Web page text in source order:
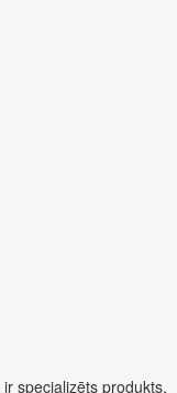
ir specializēts produkts,